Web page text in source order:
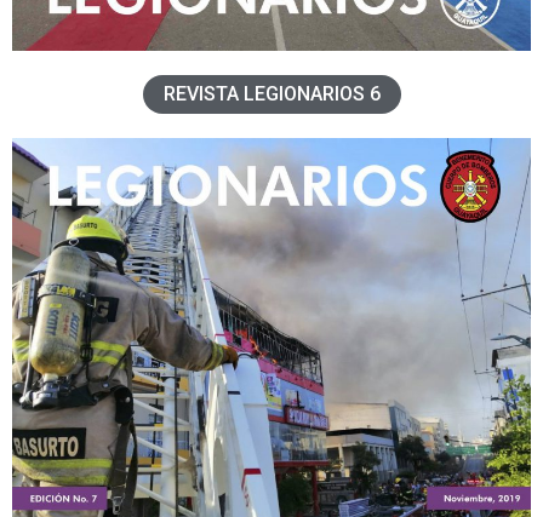
REVISTA LEGIONARIOS 6